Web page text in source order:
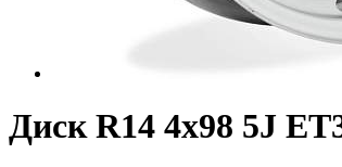
Диск R14 4x98 5J